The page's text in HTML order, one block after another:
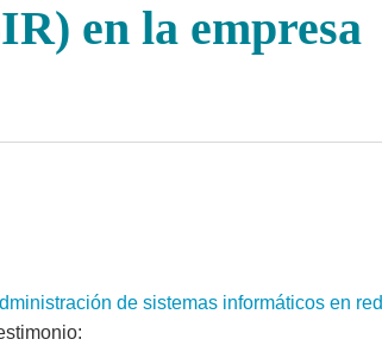
en la empresa
de sistemas informáticos en red